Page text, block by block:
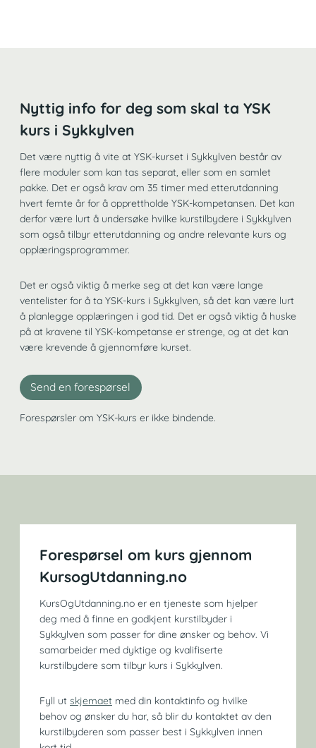
Nyttig info for deg som skal ta YSK
kurs i Sykkylven
Det være nyttig å vite at YSK-kurset i Sykkylven består av
flere moduler som kan tas separat, eller som en samlet
pakke. Det er også krav om 35 timer med etterutdanning
hvert femte år for å opprettholde YSK-kompetansen. Det kan
derfor være lurt å undersøke hvilke kurstilbydere i Sykkylven
som også tilbyr etterutdanning og andre relevante kurs og
opplæringsprogrammer.
Det er også viktig å merke seg at det kan være lange
ventelister for å ta YSK-kurs i Sykkylven, så det kan være lurt
å planlegge opplæringen i god tid. Det er også viktig å huske
på at kravene til YSK-kompetanse er strenge, og at det kan
være krevende å gjennomføre kurset.
Send en forespørsel
Forespørsler om YSK-kurs er ikke bindende.
Forespørsel om kurs gjennom
KursogUtdanning.no
KursOgUtdanning.no er en tjeneste som hjelper
deg med å finne en godkjent kurstilbyder i
Sykkylven som passer for dine ønsker og behov. Vi
samarbeider med dyktige og kvalifiserte
kurstilbydere som tilbyr kurs i Sykkylven.
Fyll ut skjemaet med din kontaktinfo og hvilke
behov og ønsker du har, så blir du kontaktet av den
kurstilbyderen som passer best i Sykkylven innen